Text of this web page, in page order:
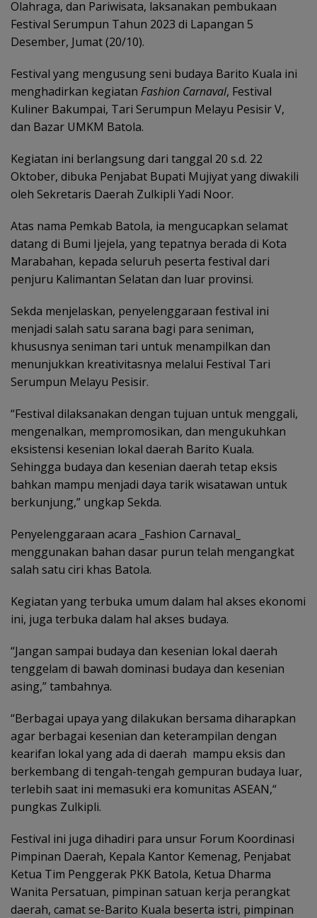
Olahraga, dan Pariwisata, laksanakan pembukaan
Festival Serumpun Tahun 2023 di Lapangan 5
Desember, Jumat (20/10).
Festival yang mengusung seni budaya Barito Kuala ini
menghadirkan kegiatan Fashion Carnaval, Festival
Kuliner Bakumpai, Tari Serumpun Melayu Pesisir V,
dan Bazar UMKM Batola.
Kegiatan ini berlangsung dari tanggal 20 s.d. 22
Oktober, dibuka Penjabat Bupati Mujiyat yang diwakili
oleh Sekretaris Daerah Zulkipli Yadi Noor.
Atas nama Pemkab Batola, ia mengucapkan selamat
datang di Bumi Ijejela, yang tepatnya berada di Kota
Marabahan, kepada seluruh peserta festival dari
penjuru Kalimantan Selatan dan luar provinsi.
Sekda menjelaskan, penyelenggaraan festival ini
menjadi salah satu sarana bagi para seniman,
khususnya seniman tari untuk menampilkan dan
menunjukkan kreativitasnya melalui Festival Tari
Serumpun Melayu Pesisir.
“Festival dilaksanakan dengan tujuan untuk menggali,
mengenalkan, mempromosikan, dan mengukuhkan
eksistensi kesenian lokal daerah Barito Kuala.
Sehingga budaya dan kesenian daerah tetap eksis
bahkan mampu menjadi daya tarik wisatawan untuk
berkunjung,” ungkap Sekda.
Penyelenggaraan acara _Fashion Carnaval_
menggunakan bahan dasar purun telah mengangkat
salah satu ciri khas Batola.
Kegiatan yang terbuka umum dalam hal akses ekonomi
ini, juga terbuka dalam hal akses budaya.
“Jangan sampai budaya dan kesenian lokal daerah
tenggelam di bawah dominasi budaya dan kesenian
asing,” tambahnya.
“Berbagai upaya yang dilakukan bersama diharapkan
agar berbagai kesenian dan keterampilan dengan
kearifan lokal yang ada di daerah mampu eksis dan
berkembang di tengah-tengah gempuran budaya luar,
terlebih saat ini memasuki era komunitas ASEAN,“
pungkas Zulkipli.
Festival ini juga dihadiri para unsur Forum Koordinasi
Pimpinan Daerah, Kepala Kantor Kemenag, Penjabat
Ketua Tim Penggerak PKK Batola, Ketua Dharma
Wanita Persatuan, pimpinan satuan kerja perangkat
daerah, camat se-Barito Kuala beserta istri, pimpinan